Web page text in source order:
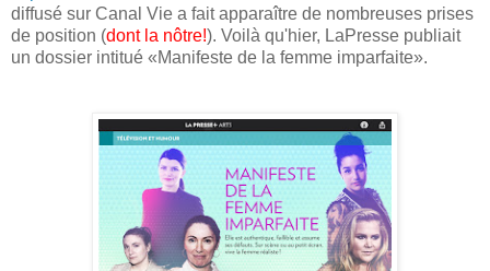
diffusé sur Canal Vie a fait apparaître de nombreuses prises
de position (dont la nôtre!). Voilà qu'hier, LaPresse publiait
un dossier intitué «Manifeste de la femme imparfaite».